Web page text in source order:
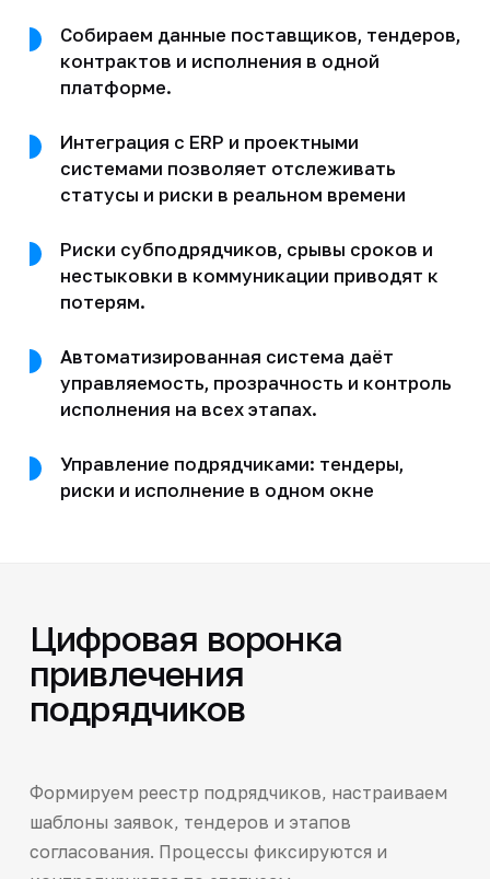
Собираем данные поставщиков, тендеров,
контрактов и исполнения в одной
платформе.
Интеграция с ERP и проектными
системами позволяет отслеживать
статусы и риски в реальном времени
Риски субподрядчиков, срывы сроков и
нестыковки в коммуникации приводят к
потерям.
Автоматизированная система даёт
управляемость, прозрачность и контроль
исполнения на всех этапах.
Управление подрядчиками: тендеры,
риски и исполнение в одном окне
Цифровая воронка
привлечения
подрядчиков
Формируем реестр подрядчиков, настраиваем
шаблоны заявок, тендеров и этапов
согласования. Процессы фиксируются и